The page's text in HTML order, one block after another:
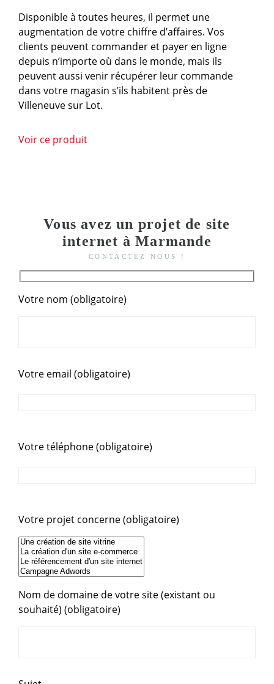
Disponible à toutes heures, il permet une
augmentation de votre chiffre d’affaires. Vos
clients peuvent commander et payer en ligne
depuis n’importe où dans le monde, mais ils
peuvent aussi venir récupérer leur commande
dans votre magasin s’ils habitent près de
Villeneuve sur Lot.
Voir ce produit
Vous avez un projet de site
internet à Marmande
CONTACTEZ NOUS !
Votre nom (obligatoire)
Votre email (obligatoire)
Votre téléphone (obligatoire)
Votre projet concerne (obligatoire)
Nom de domaine de votre site (existant ou
souhaité) (obligatoire)